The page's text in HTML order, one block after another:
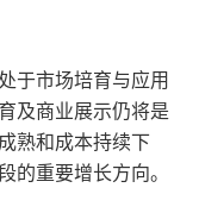
于市场培育与应用
及商业展示仍将是
熟和成本持续下
的重要增长方向。